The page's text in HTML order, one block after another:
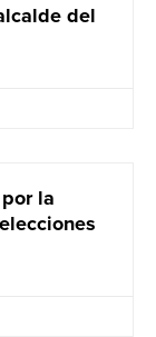
del
la